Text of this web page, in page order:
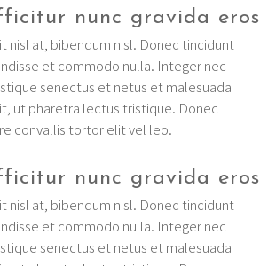
nunc gravida eros
nisl at, bibendum nisl. Donec tincidunt
et commodo nulla. Integer nec
senectus et netus et malesuada
ut pharetra lectus tristique. Donec
convallis tortor elit vel leo.
nunc gravida eros
nisl at, bibendum nisl. Donec tincidunt
et commodo nulla. Integer nec
senectus et netus et malesuada